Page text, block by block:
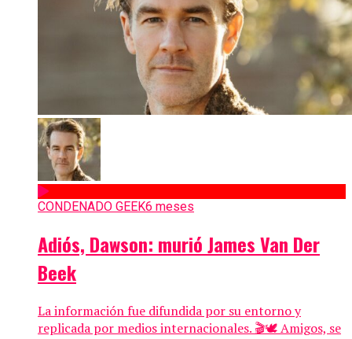
CONDENADO GEEK6 meses
Adiós, Dawson: murió James Van Der
Beek
La información fue difundida por su entorno y
replicada por medios internacionales. 🎬🕊️ Amigos, se